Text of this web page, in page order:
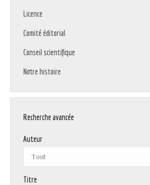
Licence
Comité éditorial
Conseil scientifique
Notre histoire
Recherche avancée
Auteur
Titre